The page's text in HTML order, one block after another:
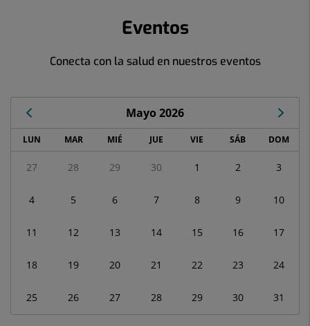
Eventos
Conecta con la salud en nuestros eventos
Mayo 2026
Calendario
Eventos
correspondiente
mayo
LUN MAR MIÉ JUE VIE SÁB DOM
27 28 29 30 1 2 3
4 5 6 7 8 9 10
11 12 13 14 15 16 17
18 19 20 21 22 23 24
25 26 27 28 29 30 31